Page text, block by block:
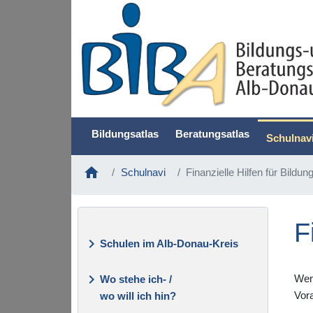
Bildungsatlas Beratungsatlas Schulnavi
home Schulnavi Finanzielle Hilfen für Bildung
keyboard_arrow_rightSchulen im Alb-Donau-Kreis
keyboard_arrow_rightWo stehe ich- /
wo will ich hin?